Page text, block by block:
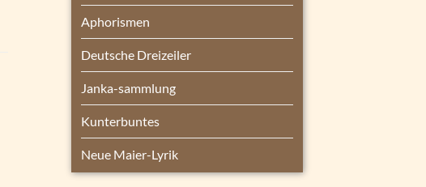
Aphorismen
Deutsche Dreizeiler
Janka-sammlung
Kunterbuntes
Neue Maier-Lyrik